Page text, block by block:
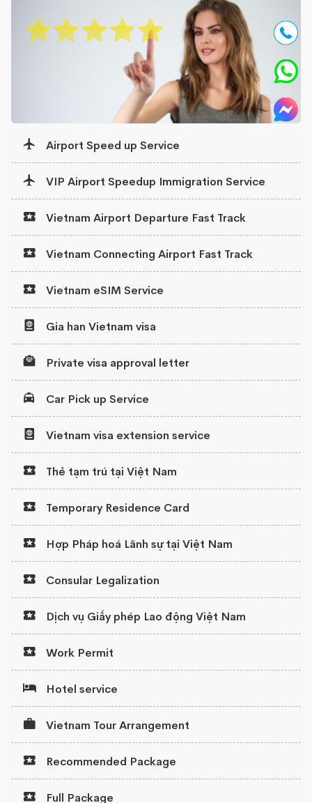
Airport Speed up Service
VIP Airport Speedup Immigration Service
Vietnam Airport Departure Fast Track
Vietnam Connecting Airport Fast Track
Vietnam eSIM Service
Gia han Vietnam visa
Private visa approval letter
Car Pick up Service
Vietnam visa extension service
Thẻ tạm trú tại Việt Nam
Temporary Residence Card
Hợp Pháp hoá Lãnh sự tại Việt Nam
Consular Legalization
Dịch vụ Giấy phép Lao động Việt Nam
Work Permit
Hotel service
Vietnam Tour Arrangement
Recommended Package
Full Package